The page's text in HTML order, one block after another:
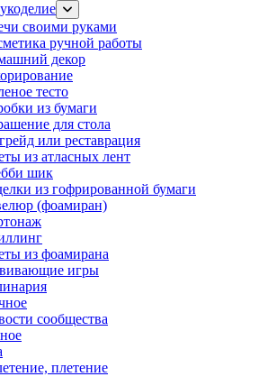
своими руками
ручной работы
декор
тесто
из бумаги
для стола
или реставрация
из атласных лент
шик
из гофрированной бумаги
(фоамиран)
из фоамирана
игры
сообщества
плетение